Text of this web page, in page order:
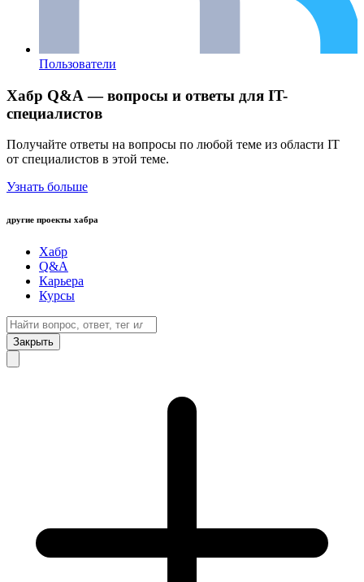
Пользователи
Хабр Q&A — вопросы и ответы для IT-
специалистов
Получайте ответы на вопросы по любой теме из области IT
от специалистов в этой теме.
Узнать больше
другие проекты хабра
Хабр
Q&A
Карьера
Курсы
Закрыть